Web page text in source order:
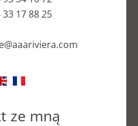
33 17 88 25
ze mną